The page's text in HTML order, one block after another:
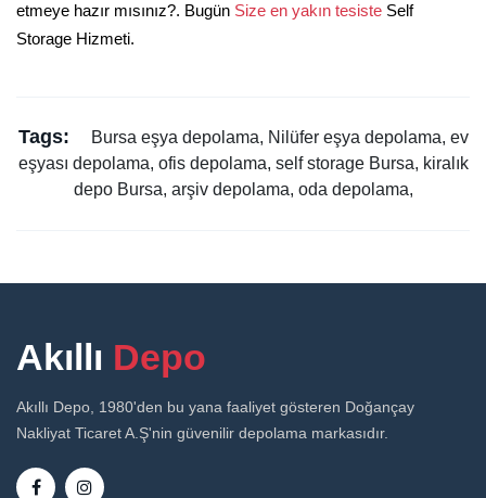
etmeye hazır mısınız?. Bugün Size en yakın tesiste Self
Storage Hizmeti.
Tags:
Bursa eşya depolama, Nilüfer eşya depolama, ev
eşyası depolama, ofis depolama, self storage Bursa, kiralık
depo Bursa, arşiv depolama, oda depolama,
Akıllı Depo
Akıllı Depo, 1980'den bu yana faaliyet gösteren Doğançay
Nakliyat Ticaret A.Ş'nin güvenilir depolama markasıdır.